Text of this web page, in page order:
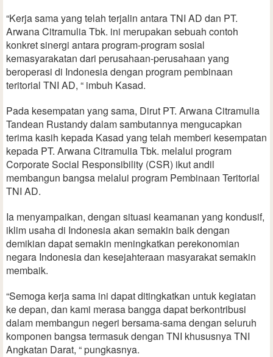
“Kerja sama yang telah terjalin antara TNI AD dan PT.
Arwana Citramulia Tbk. ini merupakan sebuah contoh
konkret sinergi antara program-program sosial
kemasyarakatan dari perusahaan-perusahaan yang
beroperasi di Indonesia dengan program pembinaan
teritorial TNI AD, “ imbuh Kasad.
Pada kesempatan yang sama, Dirut PT. Arwana Citramulia
Tandean Rustandy dalam sambutannya mengucapkan
terima kasih kepada Kasad yang telah memberi kesempatan
kepada PT. Arwana Citramulia Tbk. melalui program
Corporate Social Responsibility (CSR) ikut andil
membangun bangsa melalui program Pembinaan Teritorial
TNI AD.
Ia menyampaikan, dengan situasi keamanan yang kondusif,
iklim usaha di Indonesia akan semakin baik dengan
demikian dapat semakin meningkatkan perekonomian
negara Indonesia dan kesejahteraan masyarakat semakin
membaik.
“Semoga kerja sama ini dapat ditingkatkan untuk kegiatan
ke depan, dan kami merasa bangga dapat berkontribusi
dalam membangun negeri bersama-sama dengan seluruh
komponen bangsa termasuk dengan TNI khususnya TNI
Angkatan Darat, “ pungkasnya.